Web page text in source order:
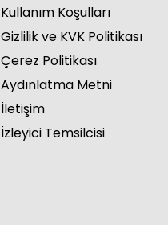
Kullanım Koşulları
Gizlilik ve KVK Politikası
Çerez Politikası
Aydınlatma Metni
İletişim
İzleyici Temsilcisi